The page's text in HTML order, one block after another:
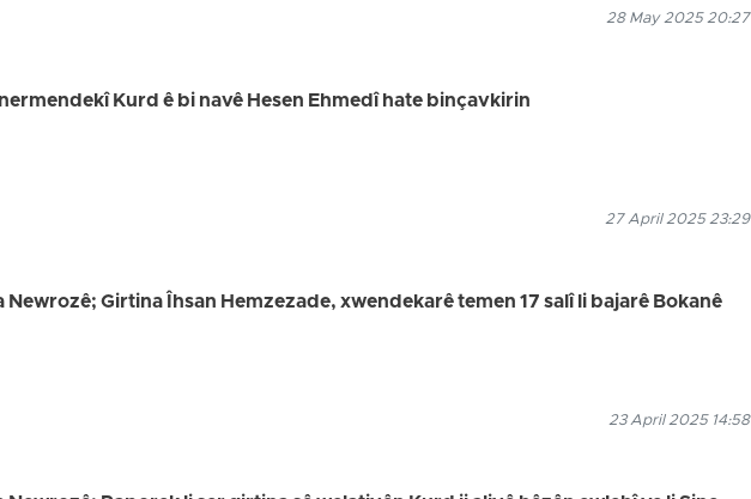
28 May 2025 20:27
Kurd ê bi navê Hesen Ehmedî hate binçavkirin
27 April 2025 23:29
Newrozê; Girtina Îhsan Hemzezade, xwendekarê temen 17 salî li bajarê Bokanê
23 April 2025 14:58